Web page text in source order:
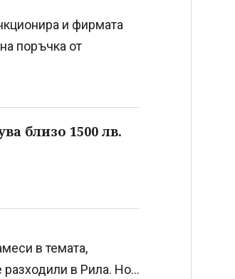
и фирмата
поръчка от
близо 1500 лв.
в темата,
разходили в Рила. Но...